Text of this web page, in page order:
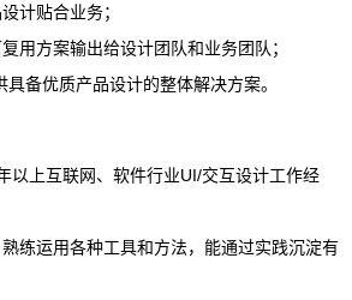
计贴合业务；
用方案输出给设计团队和业务团队；
备优质产品设计的整体解决方案。
以上互联网、软件行业UI/交互设计工作经
练运用各种工具和方法，能通过实践沉淀有